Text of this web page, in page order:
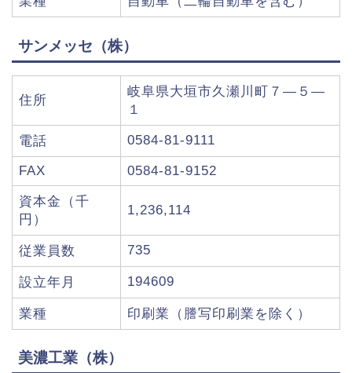
サンメッセ（株）
住所
岐阜県大垣市久瀬川町７―５―
１
電話 0584-81-9111
FAX 0584-81-9152
資本金（千
円）
1,236,114
従業員数 735
設立年月 194609
業種 印刷業（謄写印刷業を除く）
美濃工業（株）